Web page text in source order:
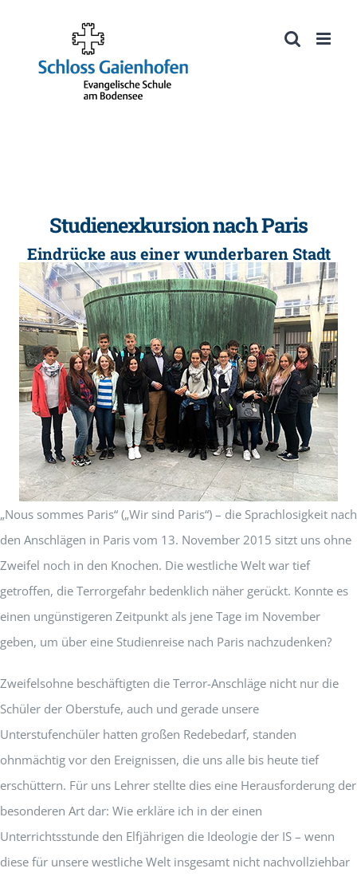
Werkzeugleiste öffnen
springen
Studienexkursion nach Paris
Eindrücke aus einer wunderbaren Stadt
„Nous sommes Paris“ („Wir sind Paris“) – die Sprachlosigkeit nach
den Anschlägen in Paris vom 13. November 2015 sitzt uns ohne
Zweifel noch in den Knochen. Die westliche Welt war tief
getroffen, die Terrorgefahr bedenklich näher gerückt. Konnte es
einen ungünstigeren Zeitpunkt als jene Tage im November
geben, um über eine Studienreise nach Paris nachzudenken?
Zweifelsohne beschäftigten die Terror-Anschläge nicht nur die
Schüler der Oberstufe, auch und gerade unsere
Unterstufenchüler hatten großen Redebedarf, standen
ohnmächtig vor den Ereignissen, die uns alle bis heute tief
erschüttern. Für uns Lehrer stellte dies eine Herausforderung der
besonderen Art dar: Wie erkläre ich in der einen
Unterrichtsstunde den Elfjährigen die Ideologie der IS – wenn
diese für unsere westliche Welt insgesamt nicht nachvollziehbar